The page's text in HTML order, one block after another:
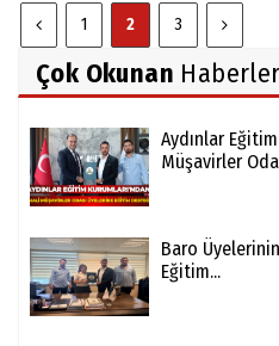
1 2 3
Çok Okunan Haberler
Aydınlar
Müşavirler
Baro
Eğitim...